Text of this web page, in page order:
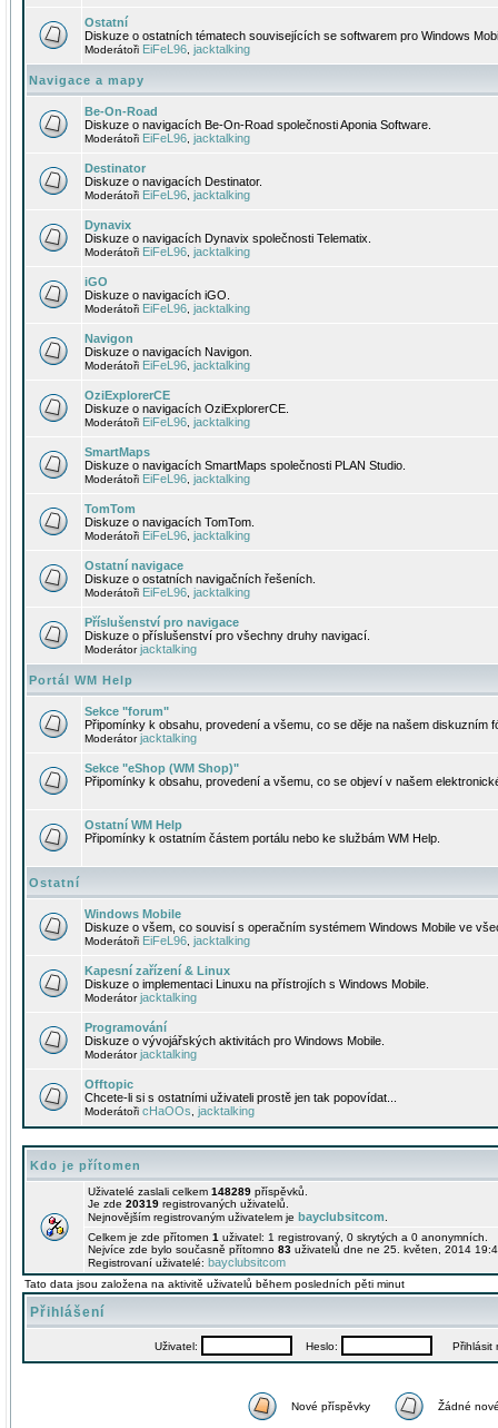
Ostatní
Diskuze o ostatních tématech souvisejících se softwarem pro Windows
Moderátoři EiFeL96 jacktalking
Navigace a mapy
Be-On-Road
Diskuze o navigacích Be-On-Road společnosti Aponia Software.
Moderátoři EiFeL96 jacktalking
Destinator
Diskuze o navigacích Destinator.
Moderátoři EiFeL96 jacktalking
Dynavix
Diskuze o navigacích Dynavix společnosti Telematix.
Moderátoři EiFeL96 jacktalking
iGO
Diskuze o navigacích iGO.
Moderátoři EiFeL96 jacktalking
Navigon
Diskuze o navigacích Navigon.
Moderátoři EiFeL96 jacktalking
OziExplorerCE
Diskuze o navigacích OziExplorerCE.
Moderátoři EiFeL96 jacktalking
SmartMaps
Diskuze o navigacích SmartMaps společnosti PLAN Studio.
Moderátoři EiFeL96 jacktalking
TomTom
Diskuze o navigacích TomTom.
Moderátoři EiFeL96 jacktalking
Ostatní navigace
Diskuze o ostatních navigačních řešeních.
Moderátoři EiFeL96 jacktalking
Příslušenství pro navigace
Diskuze o příslušenství pro všechny druhy navigací.
Moderátorjacktalking
Portál WM Help
Sekce "forum"
Připomínky k obsahu, provedení a všemu, co se děje na našem diskuzním
Moderátorjacktalking
Sekce "eShop (WM Shop)"
Připomínky k obsahu, provedení a všemu, co se objeví v našem
Ostatní WM Help
Připomínky k ostatním částem portálu nebo ke službám WM Help.
Ostatní
Windows Mobile
Diskuze o všem, co souvisí s operačním systémem Windows Mobile ve
Moderátoři EiFeL96 jacktalking
Kapesní zařízení & Linux
Diskuze o implementaci Linuxu na přístrojích s Windows Mobile.
Moderátorjacktalking
Programování
Diskuze o vývojářských aktivitách pro Windows Mobile.
Moderátorjacktalking
Offtopic
Chcete-li si s ostatními uživateli prostě jen tak popovídat...
Moderátoři cHaOOs jacktalking
Kdo je přítomen
Uživatelé zaslali celkem 148289 příspěvků.
Je zde 20319 registrovaných uživatelů.
Nejnovějším registrovaným uživatelem je bayclubsitcom
Celkem je zde přítomen 1 uživatel: 1 registrovaný, 0 skrytých a 0
Nejvíce zde bylo současně přítomno 83 uživatelů dne ne 25. květen, 2014
Registrovaní uživatelé: bayclubsitcom
Tato data jsou založena na aktivitě uživatelů během posledních pěti minut
Přihlášení
Uživatel: Heslo: Přihlásit
Nové příspěvky Žádné